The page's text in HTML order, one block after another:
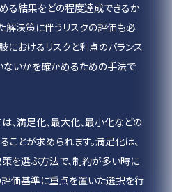
る結果をどの程度達成できるか
解決策に伴うリスクの評価も必
におけるリスクと利点のバランス
ないかを確かめるための手法で
、満足化、最大化、最小化などの
とが求められます。満足化は、
を選ぶ方法で、制約が多い時に
評価基準に重点を置いた選択を行